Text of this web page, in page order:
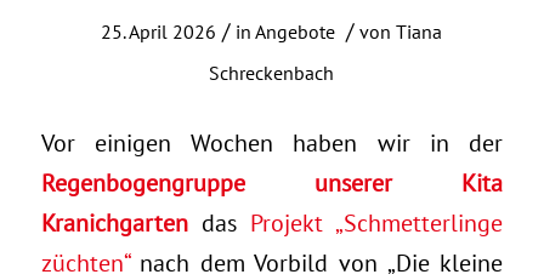
25. April 2026 / inAngebote / vonTiana
Schreckenbach
Vor einigen Wochen haben wir in der
Regenbogengruppe unserer Kita
Kranichgartendas Projekt „Schmetterlinge
züchten“nach dem Vorbild von „Die kleine